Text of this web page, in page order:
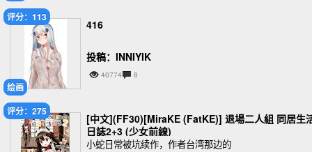
绘画
评分：113
416
投稿：INNIYIK
40774 8
评分：275
[中文](FF30)[MiraKE (FatKE)] 退場二人組 同居生
日誌2+3 (少女前線)
小蛇日常被坑续作，作者台湾那边的